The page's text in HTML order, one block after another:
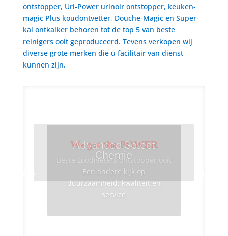
ontstopper, Uri-Power urinoir ontstopper, keuken-
magic Plus koudontvetter, Douche-Magic en Super-
kal ontkalker behoren tot de top 5 van beste
reinigers ooit geproduceerd. Tevens verkopen wij
diverse grote merken die u facilitair van dienst
kunnen zijn.
Advanced Select
Chemie
Een andere kijk op
duurzaamheid, kwaliteit en
service
We got the POWER
Beste Loodgieters ontstopper ooit